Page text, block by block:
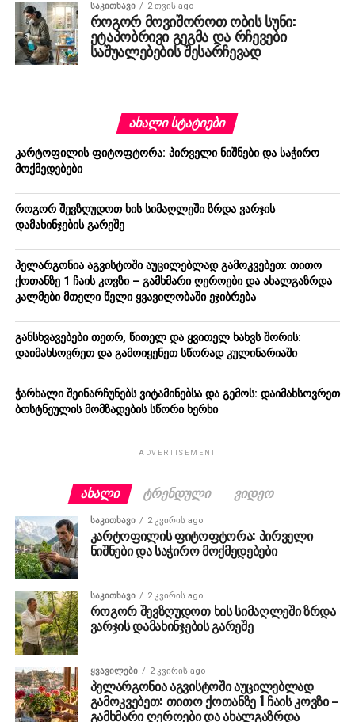
ᲡᲐᲙᲘᲗᲮᲐᲕᲘ 2 თვის ago
როგორ მოვიშოროთ ობის სუნი:
ეტაპობრივი გეგმა და რჩევები
საშუალებების შესარჩევად
ᲐᲮᲐᲚᲘ ᲡᲢᲐᲢᲘᲔᲑᲘ
კარტოფილის ფიტოფტორა: პირველი ნიშნები და საჭირო
მოქმედებები
როგორ შევზღუდოთ ხის სიმაღლეში ზრდა ვარჯის
დამახინჯების გარეშე
პელარგონია აგვისტოში აუცილებლად გამოკვებეთ: თითო
ქოთანზე 1 ჩაის კოვზი – გამხმარი ღეროები და ახალგაზრდა
კალმები მთელი წელი ყვავილობაში ეჯიბრება
განსხვავებები თეთრ, წითელ და ყვითელ ხახვს შორის:
დაიმახსოვრეთ და გამოიყენეთ სწორად კულინარიაში
ჭარხალი შეინარჩუნებს ვიტამინებსა და გემოს: დაიმახსოვრეთ
ბოსტნეულის მომზადების სწორი ხერხი
ADVERTISEMENT
ᲐᲮᲐᲚᲘ ᲢᲠᲔᲜᲓᲣᲚᲘ ᲕᲘᲓᲔᲝ
ᲡᲐᲙᲘᲗᲮᲐᲕᲘ 2 კვირის ago
კარტოფილის ფიტოფტორა: პირველი
ნიშნები და საჭირო მოქმედებები
ᲡᲐᲙᲘᲗᲮᲐᲕᲘ 2 კვირის ago
როგორ შევზღუდოთ ხის სიმაღლეში ზრდა
ვარჯის დამახინჯების გარეშე
ᲧᲕᲐᲕᲘᲚᲔᲑᲘ 2 კვირის ago
პელარგონია აგვისტოში აუცილებლად
გამოკვებეთ: თითო ქოთანზე 1 ჩაის კოვზი –
გამხმარი ღეროები და ახალგაზრდა